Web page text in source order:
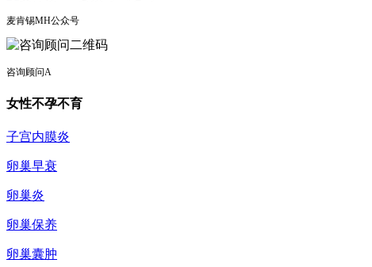
麦肯锡MH公众号
咨询顾问A
女性不孕不育
子宫内膜炎
卵巢早衰
卵巢炎
卵巢保养
卵巢囊肿